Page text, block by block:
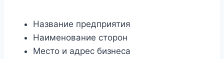
Название предприятия
Наименование сторон
Место и адрес бизнеса